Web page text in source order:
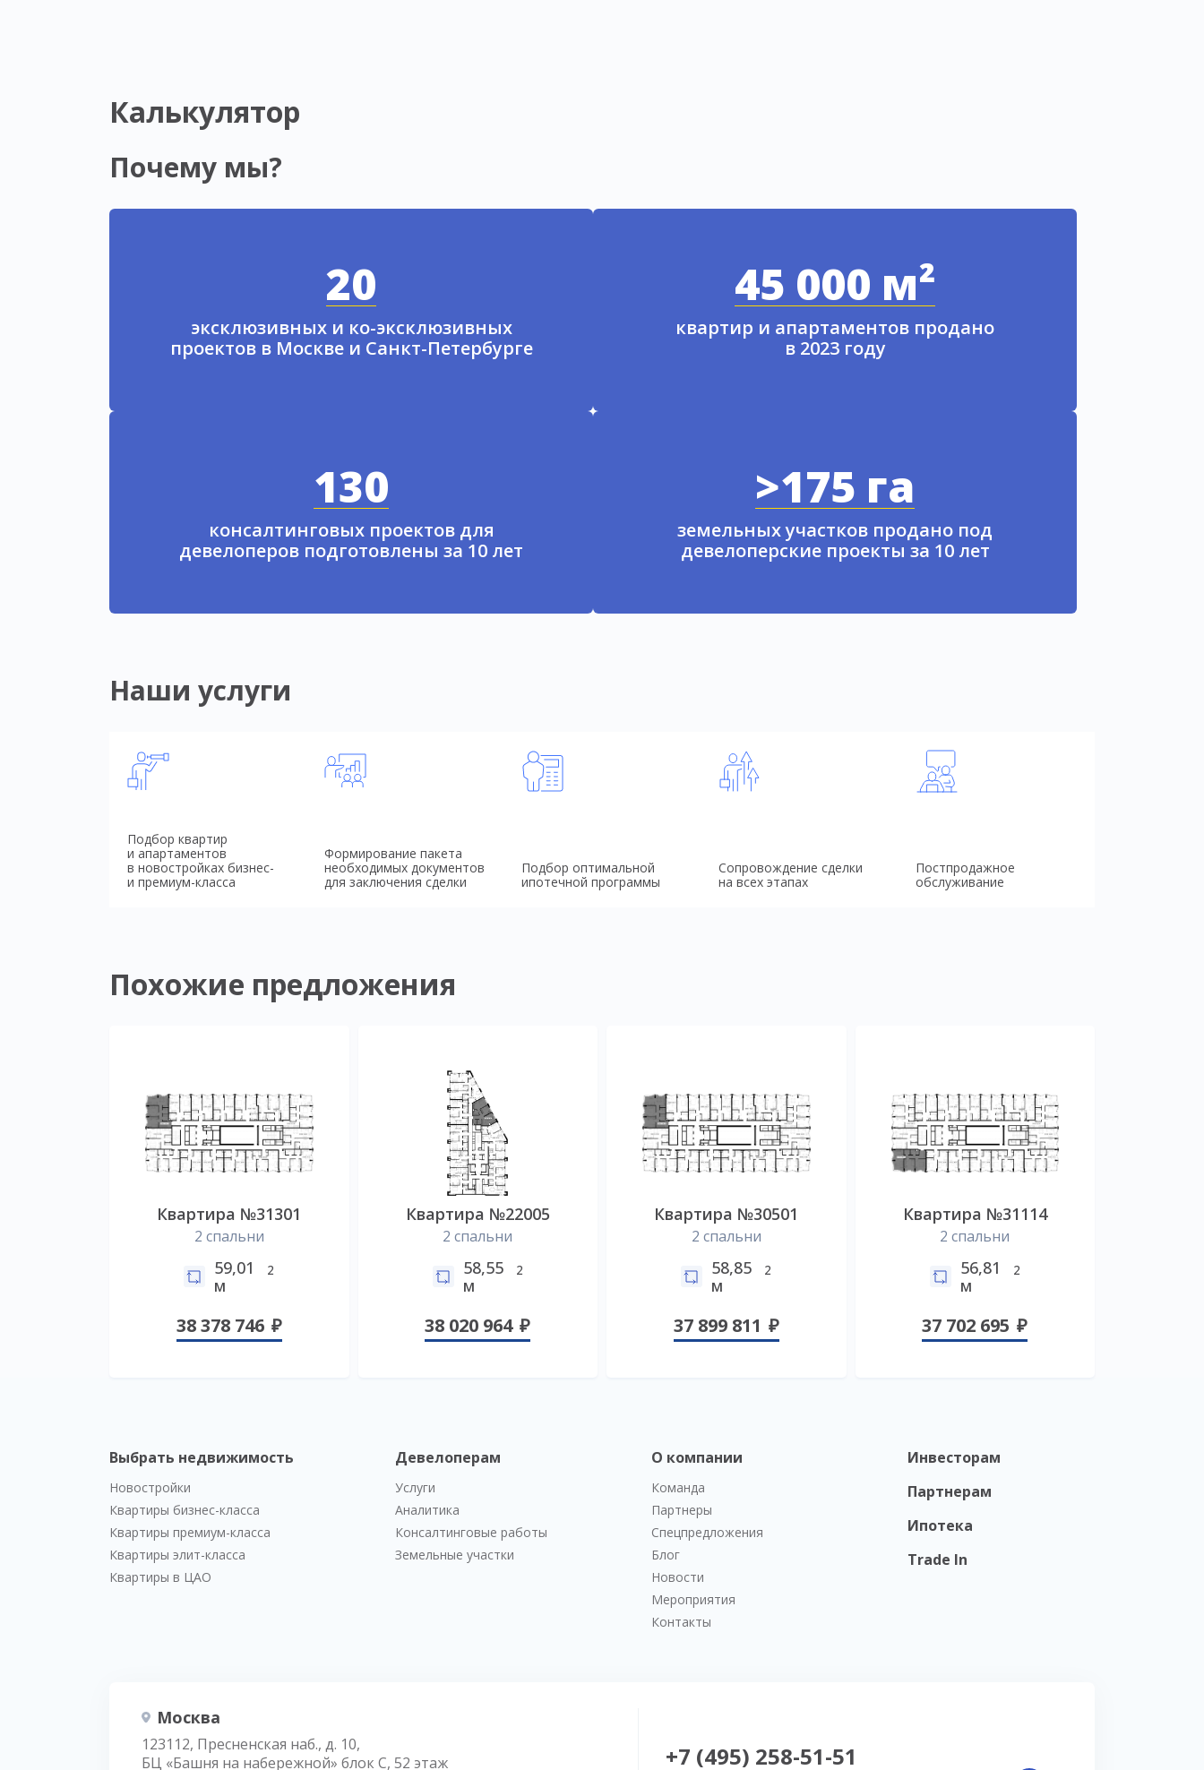
Калькулятор
Почему мы?
20
эксклюзивных и ко-эксклюзивных
проектов в Москве и Санкт-Петербурге
45 000 м²
квартир и апартаментов продано
в 2023 году
130
консалтинговых проектов для
девелоперов подготовлены за 10 лет
>175 га
земельных участков продано под
девелоперские проекты за 10 лет
Наши услуги
Подбор квартир
и апартаментов
в новостройках бизнес-
и премиум-класса
Формирование пакета
необходимых документов
для заключения сделки
Подбор оптимальной
ипотечной программы
Сопровождение сделки
на всех этапах
Постпродажное
обслуживание
Похожие предложения
Квартира №31301
2 спальни
59,01
м
2
38 378 746
Квартира №22005
2 спальни
58,55
м
2
38 020 964
Квартира №30501
2 спальни
58,85
м
2
37 899 811
Квартира №31114
2 спальни
56,81
м
2
37 702 695
Выбрать недвижимость
Новостройки
Квартиры бизнес-класса
Квартиры премиум-класса
Квартиры элит-класса
Квартиры в ЦАО
Девелоперам
Услуги
Аналитика
Консалтинговые работы
Земельные участки
О компании
Команда
Партнеры
Спецпредложения
Блог
Новости
Мероприятия
Контакты
Инвесторам
Партнерам
Ипотека
Trade In
Москва
123112, Пресненская наб., д. 10,
БЦ «Башня на набережной» блок С, 52 этаж
+7 (495) 258-51-51